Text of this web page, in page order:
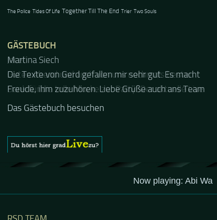
The Police Tides Of Life Together Till The End Trier Two Souls
GÄSTEBUCH
Jacel
Guten Abend und auch von uns nochmals besten
Dank für die tolle Mucke zur Party! Der aktuelle Live
Stream ist eine schöne Zusammenfassung - Merci...